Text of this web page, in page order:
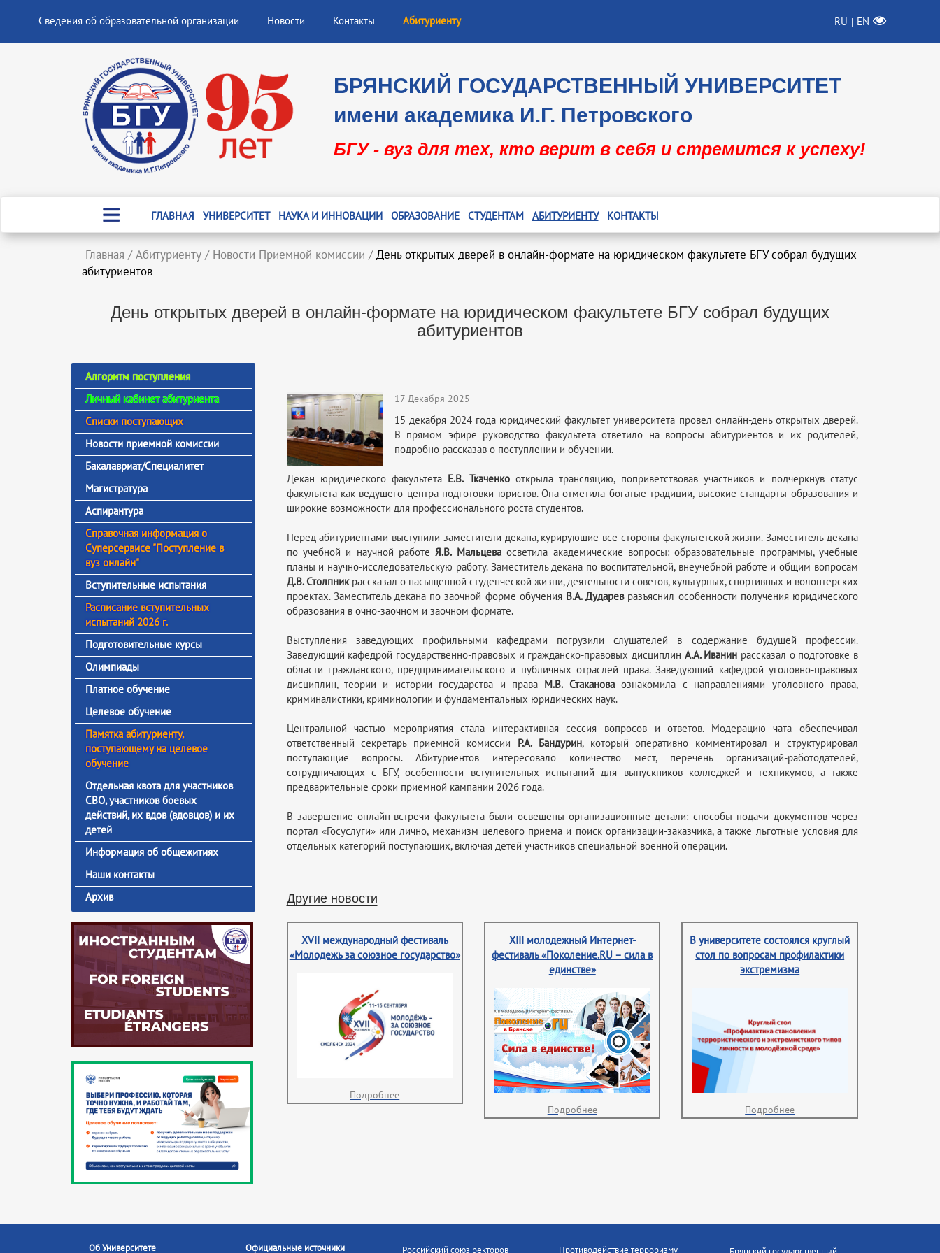
Сведения об образовательной организации Новости Контакты Абитуриенту RU | EN
БРЯНСКИЙ ГОСУДАРСТВЕННЫЙ УНИВЕРСИТЕТ
имени академика И.Г. Петровского
БГУ - вуз для тех, кто верит в себя и стремится к успеху!
ГЛАВНАЯ УНИВЕРСИТЕТ НАУКА И ИННОВАЦИИ ОБРАЗОВАНИЕ СТУДЕНТАМ АБИТУРИЕНТУ КОНТАКТЫ
Главная / Абитуриенту / Новости Приемной комиссии / День открытых дверей в онлайн-формате на юридическом факультете БГУ собрал будущих
абитуриентов
День открытых дверей в онлайн-формате на юридическом факультете БГУ собрал будущих
абитуриентов
Алгоритм поступления
Личный кабинет абитуриента
Списки поступающих
Новости приемной комиссии
Бакалавриат/Специалитет
Магистратура
Аспирантура
Справочная информация о
Суперсервисе "Поступление в
вуз онлайн"
Вступительные испытания
Расписание вступительных
испытаний 2026 г.
Подготовительные курсы
Олимпиады
Платное обучение
Целевое обучение
Памятка абитуриенту,
поступающему на целевое
обучение
Отдельная квота для участников
СВО, участников боевых
действий, их вдов (вдовцов) и их
детей
Информация об общежитиях
Наши контакты
Архив
17 Декабря 2025
15 декабря 2024 года юридический факультет университета провел онлайн-день открытых дверей.
В прямом эфире руководство факультета ответило на вопросы абитуриентов и их родителей,
подробно рассказав о поступлении и обучении.
Декан юридического факультета Е.В. Ткаченкооткрыла трансляцию, поприветствовав участников и подчеркнув статус
факультета как ведущего центра подготовки юристов. Она отметила богатые традиции, высокие стандарты образования и
широкие возможности для профессионального роста студентов.
Перед абитуриентами выступили заместители декана, курирующие все стороны факультетской жизни. Заместитель декана
по учебной и научной работеЯ.В. Мальцеваосветила академические вопросы: образовательные программы, учебные
планы и научно-исследовательскую работу. Заместитель декана по воспитательной, внеучебной работе и общим вопросам
Д.В. Столпникрассказал о насыщенной студенческой жизни, деятельности советов, культурных, спортивных и волонтерских
проектах. Заместитель декана по заочной форме обучения В.А. Дударевразъяснил особенности получения юридического
образования в очно-заочном и заочном формате.
Выступления заведующих профильными кафедрами погрузили слушателей в содержание будущей профессии.
Заведующий кафедрой государственно-правовых и гражданско-правовых дисциплин А.А. Иванин рассказал о подготовке в
области гражданского, предпринимательского и публичных отраслей права. Заведующий кафедрой уголовно-правовых
дисциплин, теории и истории государства и права М.В. Стакановаознакомила с направлениями уголовного права,
криминалистики, криминологии и фундаментальных юридических наук.
Центральной частью мероприятия стала интерактивная сессия вопросов и ответов. Модерацию чата обеспечивал
ответственный секретарь приемной комиссии Р.А. Бандурин, который оперативно комментировал и структурировал
поступающие вопросы. Абитуриентов интересовало количество мест, перечень организаций-работодателей,
сотрудничающих с БГУ, особенности вступительных испытаний для выпускников колледжей и техникумов, а также
предварительные сроки приемной кампании 2026 года.
В завершение онлайн-встречи факультета были освещены организационные детали: способы подачи документов через
портал «Госуслуги» или лично, механизм целевого приема и поиск организации-заказчика, а также льготные условия для
отдельных категорий поступающих, включая детей участников специальной военной операции.
Другие новости
XVII международный фестиваль
«Молодежь за союзное государство»
Подробнее
XIII молодежный Интернет-
фестиваль «Поколение.RU – сила в
единстве»
Подробнее
В университете состоялся круглый
стол по вопросам профилактики
экстремизма
Подробнее
Об Университете Официальные источники Российский союз ректоров Противодействие терроризму